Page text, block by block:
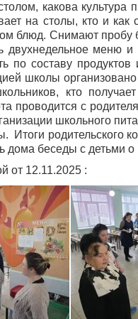
какова культура
на столы, кто и
блюд. Снимают пробу
двухнедельное меню
по составу
школы организовано
кто
проводится с
школьного
родительского
дома беседы с детьми
от 12.11.2025 :